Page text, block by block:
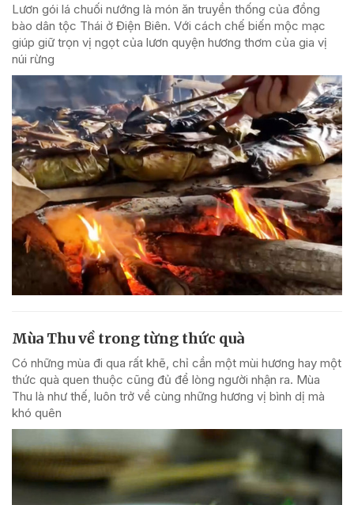
Lươn gói lá chuối nướng là món ăn truyền thống của đồng
bào dân tộc Thái ở Điện Biên. Với cách chế biến mộc mạc
giúp giữ trọn vị ngọt của lươn quyện hương thơm của gia vị
núi rừng
Mùa Thu về trong từng thức quà
Có những mùa đi qua rất khẽ, chỉ cần một mùi hương hay một
thức quà quen thuộc cũng đủ để lòng người nhận ra. Mùa
Thu là như thế, luôn trở về cùng những hương vị bình dị mà
khó quên